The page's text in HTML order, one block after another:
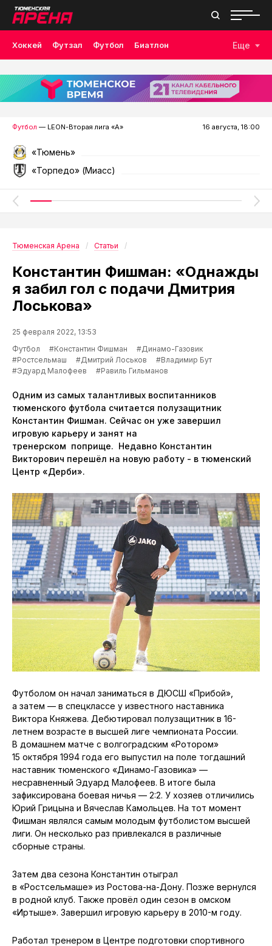
Хоккей Футзал Футбол Биатлон
Лыжные гонки Волейбол Плавание Дзюдо
Скалолазание Велоспорт Бокс
Еще
Футбол — LEON-Вторая лига «А» 16 августа, 18:00
«Тюмень»
«Торпедо» (Миасс)
Тюменская Арена Статьи
Константин Фишман: «Однажды
я забил гол с подачи Дмитрия
Лоськова»
25 февраля 2022, 13:53
Футбол
#Константин Фишман
#Динамо-Газовик
#Ростсельмаш
#Дмитрий Лоськов
#Владимир Бут
#Эдуард Малофеев
#Равиль Гильманов
Одним из самых талантливых воспитанников
тюменского футбола считается полузащитник
Константин Фишман. Сейчас он уже завершил
игровую карьеру и занят на
тренерском поприще. Недавно Константин
Викторович перешёл на новую работу - в тюменский
Центр «Дерби».
Футболом он начал заниматься в ДЮСШ «Прибой»,
а затем — в спецклассе у известного наставника
Виктора Княжева. Дебютировал полузащитник в 16-
летнем возрасте в высшей лиге чемпионата России.
В домашнем матче с волгоградским «Ротором»
15 октября 1994 года его выпустил на поле тогдашний
наставник тюменского «Динамо-Газовика» —
несравненный Эдуард Малофеев. В итоге была
зафиксирована боевая ничья — 2:2. У хозяев отличились
Юрий Грицына и Вячеслав Камольцев. На тот момент
Фишман являлся самым молодым футболистом высшей
лиги. Он несколько раз привлекался в различные
сборные страны.
Затем два сезона Константин отыграл
в «Ростсельмаше» из Ростова-на-Дону. Позже вернулся
в родной клуб. Также провёл один сезон в омском
«Иртыше». Завершил игровую карьеру в 2010-м году.
Работал тренером в Центре подготовки спортивного